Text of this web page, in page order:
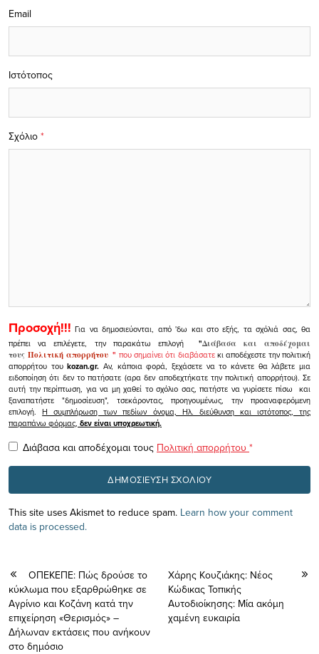
Σχόλιο *
Email
Ιστότοπος
Προσοχή!!! Για να δημοσιεύονται, από 'δω και στο εξής, τα σχόλιά σας, θα
πρέπει να επιλέγετε, την παρακάτω επιλογή
"Διάβασα και αποδέχομαι
τουςΠολιτική απορρήτου" που σημαίνει ότι διαβάσατεκι αποδέχεστε την πολιτική
απορρήτου τουkozan.gr. Αν, κάποια φορά, ξεχάσετε να το κάνετε θα λάβετε μια
ειδοποίηση ότι δεν το πατήσατε (αρα δεν αποδεχτήκατε την πολιτική απορρήτου). Σε
αυτή την περίπτωση, για να μη χαθεί το σχόλιο σας, πατήστε να γυρίσετε πίσω και
ξαναπατήστε "δημοσίευση", τσεκάροντας, προηγουμένως, την προαναφερόμενη
επιλογή.Η συμπλήρωση των πεδίων όνομα, Ηλ. διεύθυνση και ιστότοπος, της
παραπάνω φόρμας, δεν είναι υποχρεωτική.
Διάβασα και αποδέχομαι τους Πολιτική απορρήτου *
This site uses Akismet to reduce spam. Learn how your comment
data is processed.
ΟΠΕΚΕΠΕ: Πώς δρούσε το
κύκλωμα που εξαρθρώθηκε σε
Αγρίνιο και Κοζάνη κατά την
επιχείρηση «Θερισμός» –
Δήλωναν εκτάσεις που ανήκουν
στο δημόσιο
Χάρης Κουζιάκης: Νέος
Κώδικας Τοπικής
Αυτοδιοίκησης: Μία ακόμη
χαμένη ευκαιρία